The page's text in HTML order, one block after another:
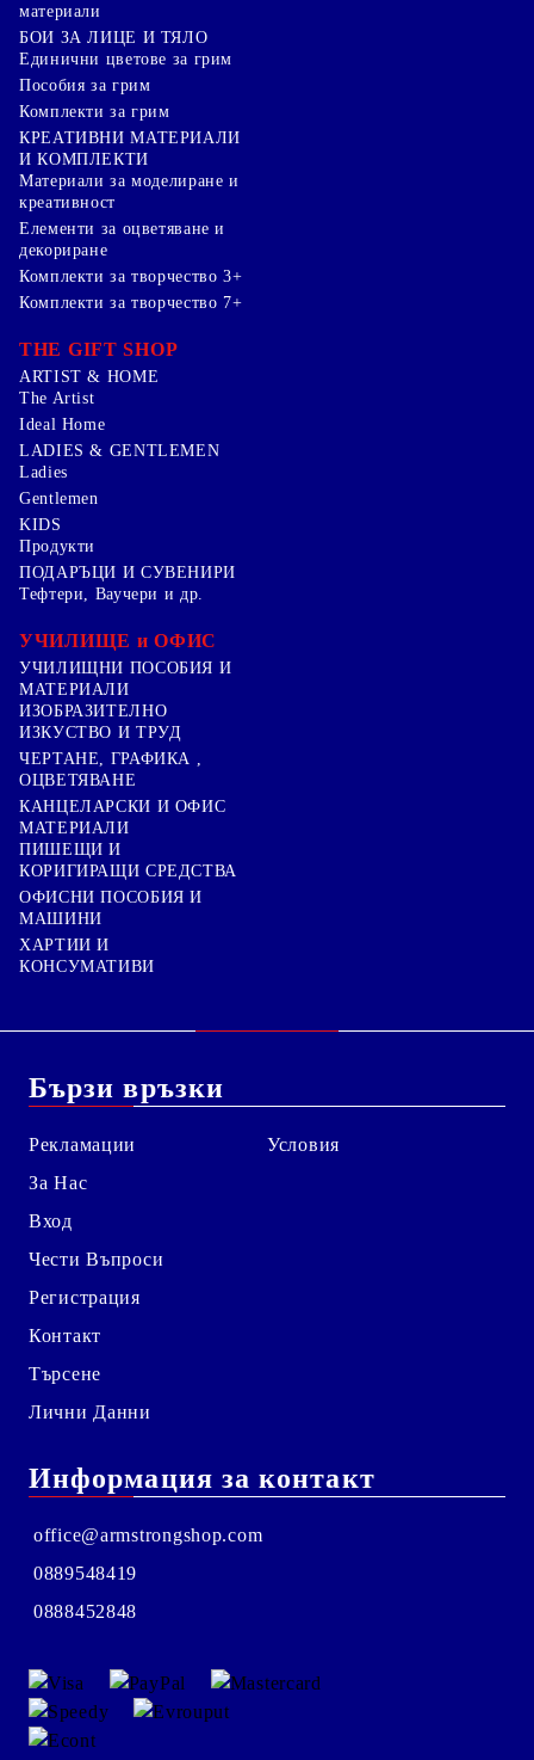
материали
БОИ ЗА ЛИЦЕ И ТЯЛО
Единични цветове за грим
Пособия за грим
Комплекти за грим
КРЕАТИВНИ МАТЕРИАЛИ
И КОМПЛЕКТИ
Mатериали за моделиране и
креативност
Елементи за оцветяване и
декориране
Комплекти за творчество 3+
Комплекти за творчество 7+
THE GIFT SHOP
ARTIST & HOME
The Artist
Ideal Home
LADIES & GENTLEMEN
Ladies
Gentlemen
KIDS
Продукти
ПОДАРЪЦИ И СУВЕНИРИ
Тефтери, Ваучери и др.
УЧИЛИЩЕ и ОФИС
УЧИЛИЩНИ ПОСОБИЯ И
МАТЕРИАЛИ
ИЗОБРАЗИТЕЛНО
ИЗКУСТВО И ТРУД
ЧЕРТАНЕ, ГРАФИКА ,
ОЦВЕТЯВАНЕ
КАНЦЕЛАРСКИ И ОФИС
МАТЕРИАЛИ
ПИШЕЩИ И
КОРИГИРАЩИ СРЕДСТВА
ОФИСНИ ПОСОБИЯ И
МАШИНИ
ХАРТИИ И
КОНСУМАТИВИ
Бързи връзки
Рекламации
За Нас
Вход
Чести Въпроси
Регистрация
Контакт
Търсене
Лични Данни
Условия
Информация за контакт
office@armstrongshop.com
0889548419
0888452848